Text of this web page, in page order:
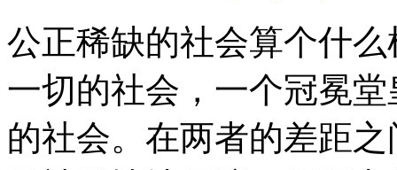
公正稀缺的社会算个什
一切的社会，一个冠冕
的社会。在两者的差距